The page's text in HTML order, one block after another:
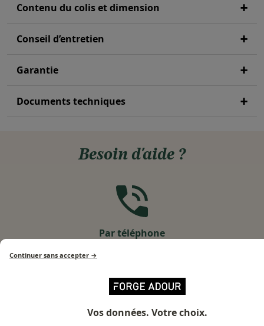
Contenu du colis et dimension
Conseil d’entretien
Garantie
Documents techniques
Besoin d'aide ?
Par téléphone
du lundi au vendredi, de 9h à 12h et de 14h à 17h
Continuer sans accepter →
Vos données. Votre choix.